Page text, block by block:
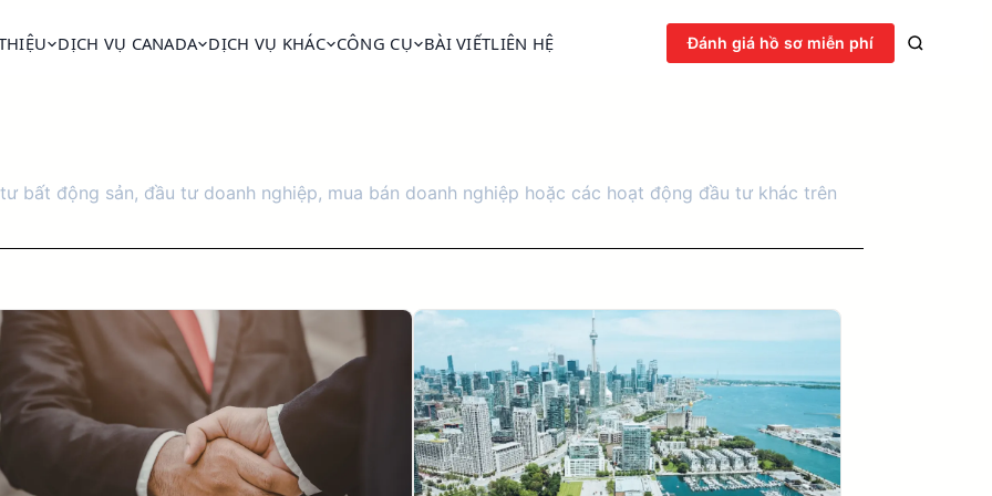
DỊCH VỤ CANADA DỊCH VỤ KHÁC CÔNG CỤ BÀI VIẾTLIÊN HỆ Đánh giá hồ sơ miễn phí
bất động sản, đầu tư doanh nghiệp, mua bán doanh nghiệp hoặc các hoạt động đầu tư khác trên